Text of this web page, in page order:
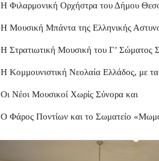
Η Φιλαρμονική Ορχήστρα του Δήμου
Η Μουσική Μπάντα της Ελληνικής
Η Στρατιωτική Μουσική του Γ’ Σώματος
Η Κομμουνιστική Νεολαία Ελλάδος, με
Οι Νέοι Μουσικοί Χωρίς Σύνορα και
Ο Φάρος Ποντίων και το Σωματείο